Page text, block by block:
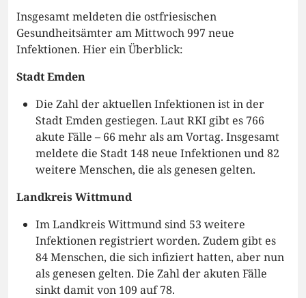
Insgesamt meldeten die ostfriesischen
Gesundheitsämter am Mittwoch 997 neue
Infektionen. Hier ein Überblick:
Stadt Emden
Die Zahl der aktuellen Infektionen ist in der
Stadt Emden gestiegen. Laut RKI gibt es 766
akute Fälle – 66 mehr als am Vortag. Insgesamt
meldete die Stadt 148 neue Infektionen und 82
weitere Menschen, die als genesen gelten.
Landkreis Wittmund
Im Landkreis Wittmund sind 53 weitere
Infektionen registriert worden. Zudem gibt es
84 Menschen, die sich infiziert hatten, aber nun
als genesen gelten. Die Zahl der akuten Fälle
sinkt damit von 109 auf 78.